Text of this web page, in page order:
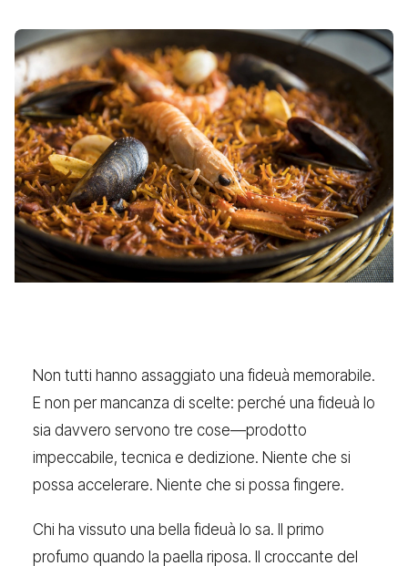
Non tutti hanno assaggiato una fideuà memorabile.
E non per mancanza di scelte: perché una fideuà lo
sia davvero servono tre cose—prodotto
impeccabile, tecnica e dedizione. Niente che si
possa accelerare. Niente che si possa fingere.
Chi ha vissuto una bella fideuà lo sa. Il primo
profumo quando la paella riposa. Il croccante del